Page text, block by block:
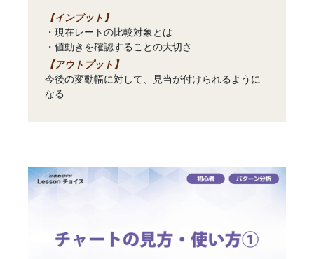
【インプット】
・現在レートの比較対象とは
・値動きを確認することの大切さ
【アウトプット】
今後の変動幅に対して、見当が付けられるように
なる